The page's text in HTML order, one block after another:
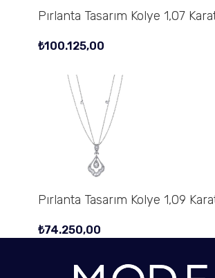
Pırlanta Tasarım Kolye 1,07
₺100.125,00
Pırlanta Tasarım Kolye 1,09
₺74.250,00